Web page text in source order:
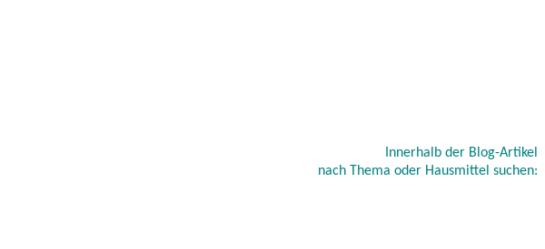
Innerhalb der Blog-Artikel
nach Thema oder Hausmittel suchen: